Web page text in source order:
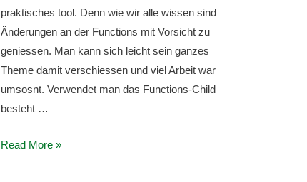
praktisches tool. Denn wie wir alle wissen sind
Änderungen an der Functions mit Vorsicht zu
geniessen. Man kann sich leicht sein ganzes
Theme damit verschiessen und viel Arbeit war
umsosnt. Verwendet man das Functions-Child
besteht …
Das
Read More »